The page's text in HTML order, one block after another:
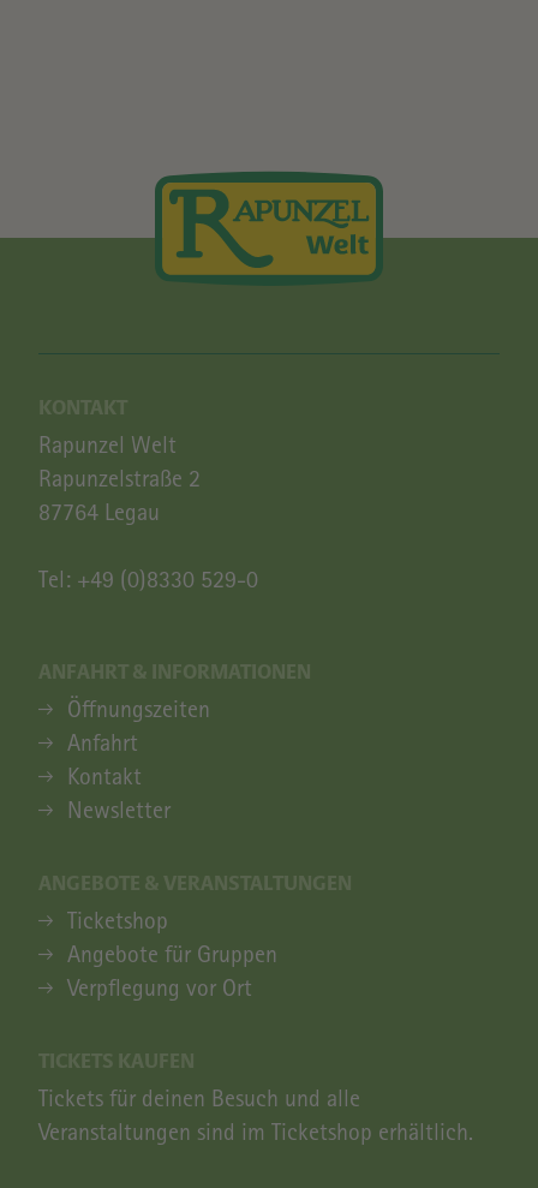
KONTAKT
Rapunzel Welt
Rapunzelstraße 2
87764 Legau
Tel: +49 (0)8330 529-0
ANFAHRT & INFORMATIONEN
ANFAHRT & INFORMATIONEN
Öffnungszeiten
Anfahrt
Kontakt
Newsletter
ANGEBOTE & VERANSTALTUNGEN
ANGEBOTE & VERANSTALTUNGEN
Ticketshop
Angebote für Gruppen
Verpflegung vor Ort
TICKETS KAUFEN
Tickets für deinen Besuch und alle
Veranstaltungen sind im Ticketshop erhältlich.